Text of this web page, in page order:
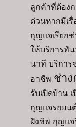
ลูกค้าที่ต้องก
ด่วนหากมีเรื่
กุญแจเรียก
ให้บริการทั
นาที บริการ
อาชีพ ช่า
รับเปิดบ้าน
กุญแจรถยน
ฝังชิพ กุญแจ